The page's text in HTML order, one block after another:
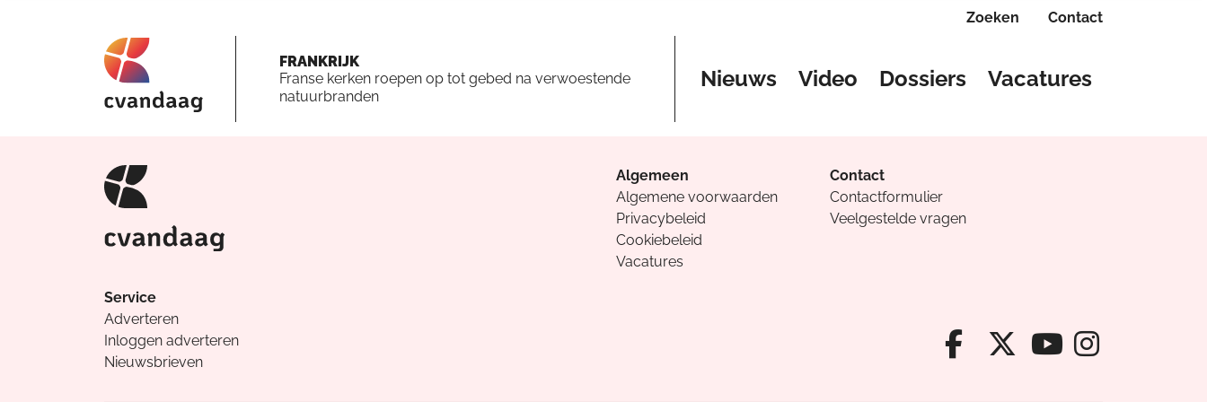
Zoeken Contact
FRANKRIJK
Franse kerken roepen op tot gebed na verwoestende
natuurbranden
Nieuws Video Dossiers Vacatures
Algemeen
Algemene voorwaarden
Privacybeleid
Cookiebeleid
Vacatures
Contact
Contactformulier
Veelgestelde vragen
Service
Adverteren
Inloggen adverteren
Nieuwsbrieven
Facebook van
X van